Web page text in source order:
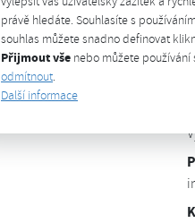
právě hledáte. Souhlasíte s
souhlas můžete snadno definovat
Přijmout vše nebo můžete používání
odmítnout.
Další informace